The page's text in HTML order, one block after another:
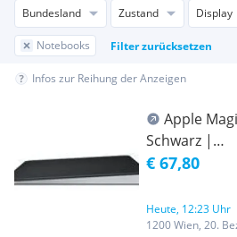
Bundesland Zustand Display
Notebooks Filter zurücksetzen
Infos zur Reihung der Anzeigen
Apple
Schwarz |
Touch
kabellose
€ 67,80
Heute, 12:23 Uhr
1200 Wien, 20.